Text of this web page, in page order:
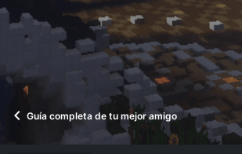
Guía completa de tu mejor amigo